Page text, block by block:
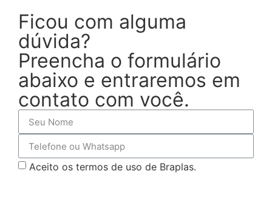
Ficou com alguma
dúvida?
Preencha o formulário
abaixo e entraremos em
contato com você.
Aceito os termos de uso de Braplas.